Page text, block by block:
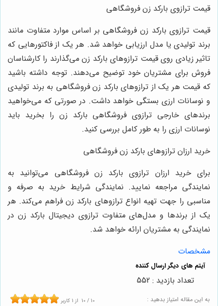
قیمت ترازوی بارکد زن فروشگاهی
قیمت ترازوی بارکد زن فروشگاهی بر اساس موارد متفاوت مانند
برند تولیدی یا مدل ارزیابی خواهد شد. هر یک از فاکتورهایی که
تاثیر زیادی روی قیمت ترازوهای بارکد زن می‌گذارند را کارشناسان
فروش برای مشتریان خود توضیح می‌دهند. توجه داشته باشید
که قیمت هر یک از ترازوهای بارکد زن فروشگاهی به برند تولیدی
و نوسانات ارزی بستگی خواهد داشت. در صورتی که می‌خواهید
برندهای خارجی ترازوی فروشگاهی بارکد زن را بخرید باید
نوسانات ارزی را به طور کامل بررسی کنید.
خرید ارزان ترازوهای بارکد زن فروشگاهی
برای خرید ارزان ترازوی بارکد زن فروشگاهی می‌توانید به
نمایندگی مراجعه نمایید. نمایندگی شرایط خرید به صرفه و
مناسبی را جهت تهیه انواع ترازوهای بارکد زن فراهم می‌کند. هر
یک از برندها و مدل‌های متفاوت ترازوی دیجیتال بارکد زن در
نمایندگی به مشتریان ارائه خواهد شد.
مشخصات
به این مقاله امتیاز بدهید : 10 / 10 از 1 کاربر
تعداد بازدید : 552